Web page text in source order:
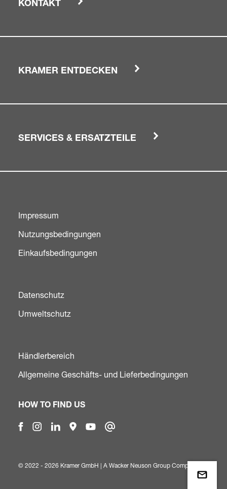
KONTAKT
KRAMER ENTDECKEN
SERVICES & ERSATZTEILE
Impressum
Nutzungsbedingungen
Einkaufsbedingungen
Datenschutz
Umweltschutz
Händlerbereich
Allgemeine Geschäfts- und Lieferbedingungen
HOW TO FIND US
© 2022 - 2026 Kramer GmbH | A Wacker Neuson Group Company